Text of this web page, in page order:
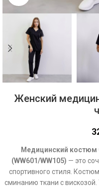
Женский
Медицинский костюм
(WW601/WW105) — это
спортивного стиля.
сминанию ткани с